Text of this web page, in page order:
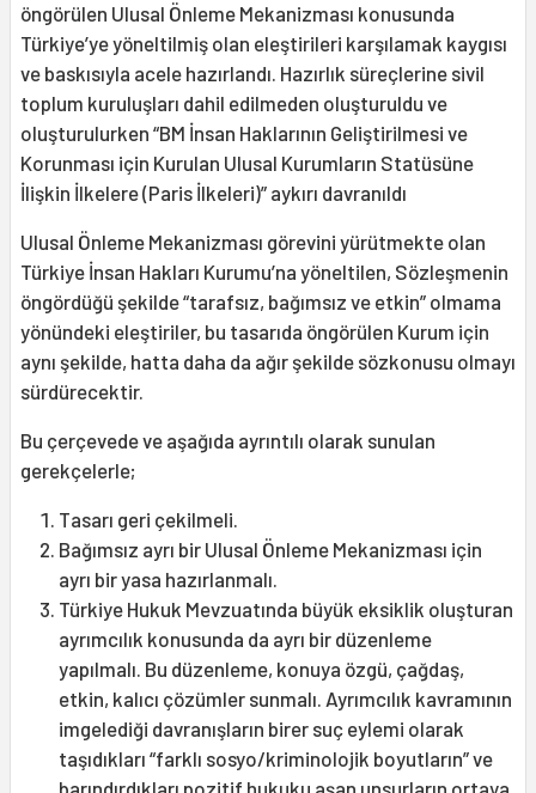
öngörülen Ulusal Önleme Mekanizması konusunda
Türkiye’ye yöneltilmiş olan eleştirileri karşılamak kaygısı
ve baskısıyla acele hazırlandı. Hazırlık süreçlerine sivil
toplum kuruluşları dahil edilmeden oluşturuldu ve
oluşturulurken “BM İnsan Haklarının Geliştirilmesi ve
Korunması için Kurulan Ulusal Kurumların Statüsüne
İlişkin İlkelere (Paris İlkeleri)” aykırı davranıldı
Ulusal Önleme Mekanizması görevini yürütmekte olan
Türkiye İnsan Hakları Kurumu’na yöneltilen, Sözleşmenin
öngördüğü şekilde “tarafsız, bağımsız ve etkin” olmama
yönündeki eleştiriler, bu tasarıda öngörülen Kurum için
aynı şekilde, hatta daha da ağır şekilde sözkonusu olmayı
sürdürecektir.
Bu çerçevede ve aşağıda ayrıntılı olarak sunulan
gerekçelerle;
Tasarı geri çekilmeli.
Bağımsız ayrı bir Ulusal Önleme Mekanizması için
ayrı bir yasa hazırlanmalı.
Türkiye Hukuk Mevzuatında büyük eksiklik oluşturan
ayrımcılık konusunda da ayrı bir düzenleme
yapılmalı. Bu düzenleme, konuya özgü, çağdaş,
etkin, kalıcı çözümler sunmalı. Ayrımcılık kavramının
imgelediği davranışların birer suç eylemi olarak
taşıdıkları “farklı sosyo/kriminolojik boyutların” ve